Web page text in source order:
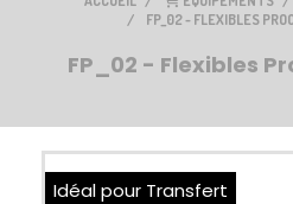
FP_02 - FLEXIBLES
FP_02 - Flexibles
Idéal pour Transfert